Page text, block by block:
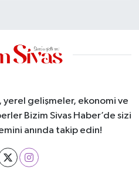
yerel gelişmeler, ekonomi ve
Bizim Sivas Haber’de sizi
anında takip edin!